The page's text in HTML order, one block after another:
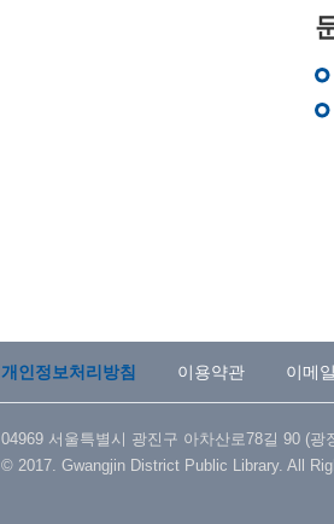
개인정보처리방침 이용약관 이메
04969 서울특별시 광진구 아차산로78길 90
© 2017. Gwangjin District Public Library. All